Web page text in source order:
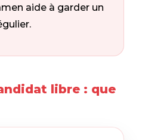
aide à garder un
libre : que